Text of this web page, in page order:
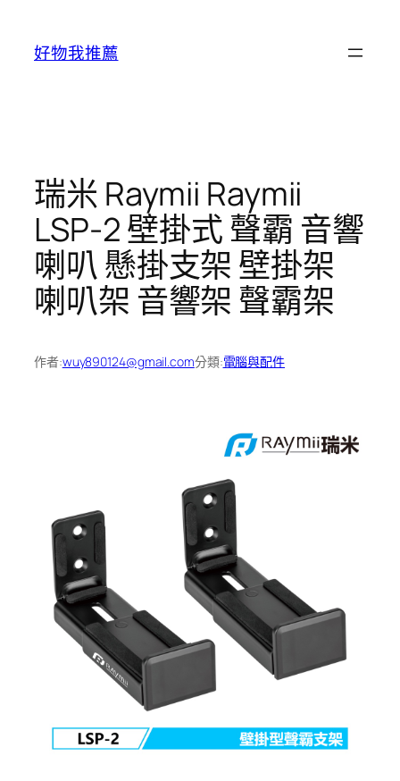
好物我推薦
瑞米 Raymii Raymii
LSP-2 壁掛式 聲霸 音響
喇叭 懸掛支架 壁掛架
喇叭架 音響架 聲霸架
作者:wuy890124@gmail.com分類:電腦與配件